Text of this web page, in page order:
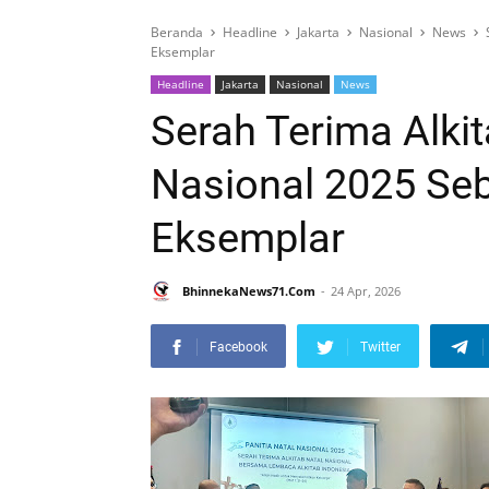
Beranda Headline Jakarta Nasional News
Eksemplar
Headline Jakarta Nasional News
Serah Terima
Nasional 2025
Eksemplar
BhinnekaNews71.Com 24 Apr, 2026
Facebook Twitter